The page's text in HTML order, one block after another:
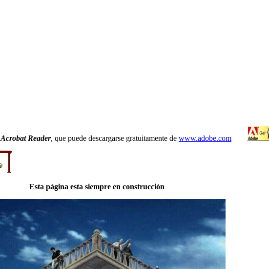
Acrobat Reader, que puede descargarse gratuitamente de www.adobe.com
Esta página esta siempre en construcción